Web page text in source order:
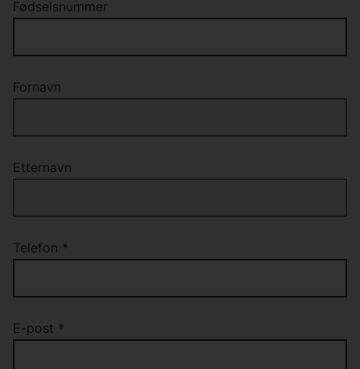
Fødselsnummer
Fornavn
Etternavn
Telefon *
E-post *